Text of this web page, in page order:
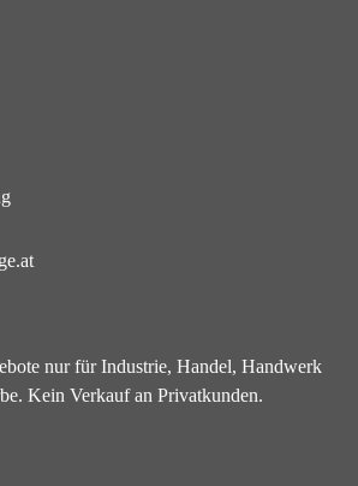
nur für Industrie, Handel, Handwerk
Kein Verkauf an Privatkunden.